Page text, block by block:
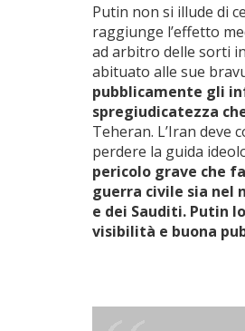
Putin non si illude di
raggiunge l’effetto
ad arbitro delle sorti
abituato alle sue
pubblicamente gli
spregiudicatezza
Teheran. L’Iran deve
perdere la guida
pericolo grave che
guerra civile sia nel
e dei Sauditi. Putin
visibilità e buona